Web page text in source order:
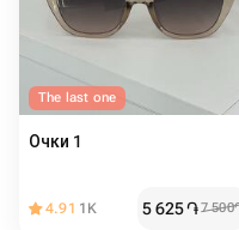
The last one
Очки 1
4.91 1K 5 625֏7 500